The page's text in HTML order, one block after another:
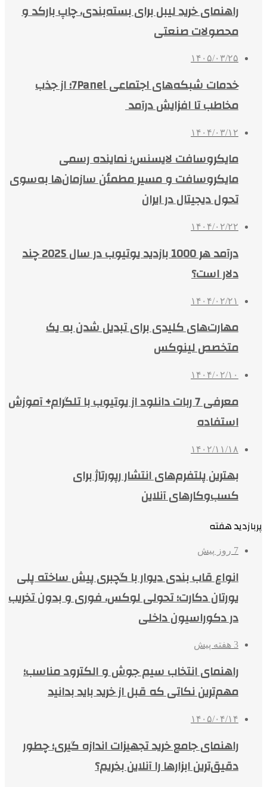
راهنمای خرید لیبل برای بسته‌بندی، چاپ بارکد و
محصولات صنعتی
۱۴۰۵/۰۳/۲۵
خدمات شبکه‌های اجتماعی 7Panel؛ از جذب
مخاطب تا افزایش درآمد
۱۴۰۴/۰۳/۱۲
مایکروسافت لایسنس؛ نماینده رسمی
مایکروسافت و مسیر مطمئن سازمان‌ها به‌سوی
تحول دیجیتال در ایران
۱۴۰۴/۰۲/۲۲
درآمد هر 1000 بازدید یوتیوب در سال 2025 چند
دلار است؟
۱۴۰۴/۰۲/۲۱
مهارت‌های کلیدی برای تبدیل شدن به یک
متخصص لینوکس
۱۴۰۴/۰۲/۱۰
معرفی 7 ربات دانلود از یوتیوب با تلگرام+ آموزش
استفاده
۱۴۰۲/۱۱/۱۸
بهترین پلتفرم‌های انتشار رپورتاژ برای
کسب‌وکارهای آنلاین
پربازدید هفته
7 روز پیش
انواع قاب بندی دیوار با گچبری پیش ساخته پلی
یورتان دکارت؛ تحولی لوکس، فوری و بدون تخریب
در دکوراسیون داخلی
3 هفته پیش
راهنمای انتخاب سیم جوش و الکترود مناسب؛
مهم‌ترین نکاتی که قبل از خرید باید بدانید
۱۴۰۵/۰۴/۱۴
راهنمای جامع خرید تجهیزات اندازه گیری؛ چطور
دقیق‌ترین ابزارها را آنلاین بخریم؟